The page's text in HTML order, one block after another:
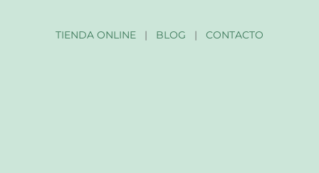
TIENDA ONLINE| BLOG | CONTACTO